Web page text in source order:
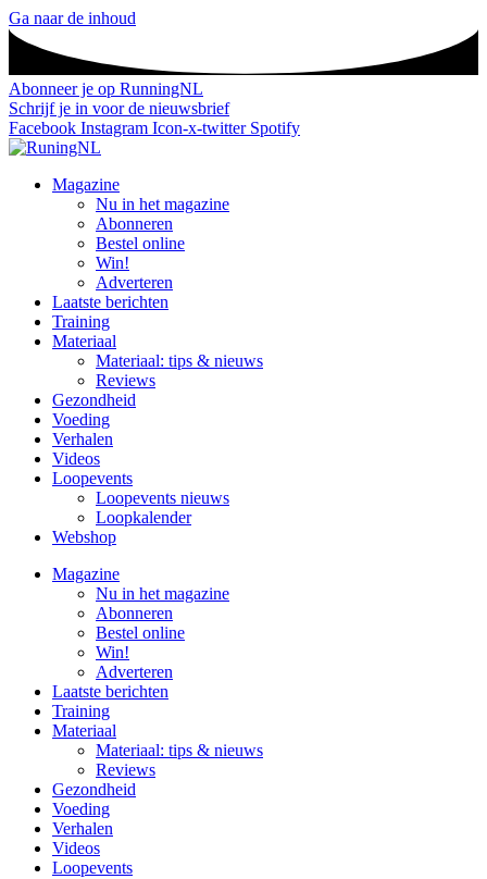
Ga naar de inhoud
Abonneer je op RunningNL
Schrijf je in voor de nieuwsbrief
Facebook Instagram Icon-x-twitter Spotify
Magazine
Nu in het magazine
Abonneren
Bestel online
Win!
Adverteren
Laatste berichten
Training
Materiaal
Materiaal: tips & nieuws
Reviews
Gezondheid
Voeding
Verhalen
Videos
Loopevents
Loopevents nieuws
Loopkalender
Webshop
Magazine
Nu in het magazine
Abonneren
Bestel online
Win!
Adverteren
Laatste berichten
Training
Materiaal
Materiaal: tips & nieuws
Reviews
Gezondheid
Voeding
Verhalen
Videos
Loopevents